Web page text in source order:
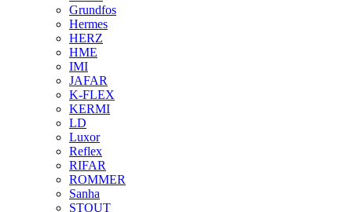
Grundfos
Hermes
HERZ
HME
IMI
JAFAR
K-FLEX
KERMI
LD
Luxor
Reflex
RIFAR
ROMMER
Sanha
STOUT